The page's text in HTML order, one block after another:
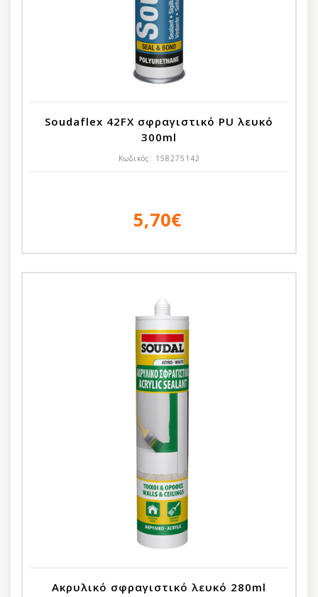
Soudaflex 42FX σφραγιστικό PU λευκό
300ml
Κωδικός: 158275142
5,70€
Ακρυλικό σφραγιστικό λευκό 280ml